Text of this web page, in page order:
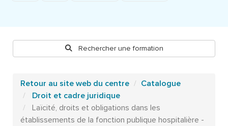
Rechercher une formation
Retour au site web du centre
Catalogue
Droit et cadre juridique
Laïcité, droits et obligations dans les
établissements de la fonction publique hospitalière -